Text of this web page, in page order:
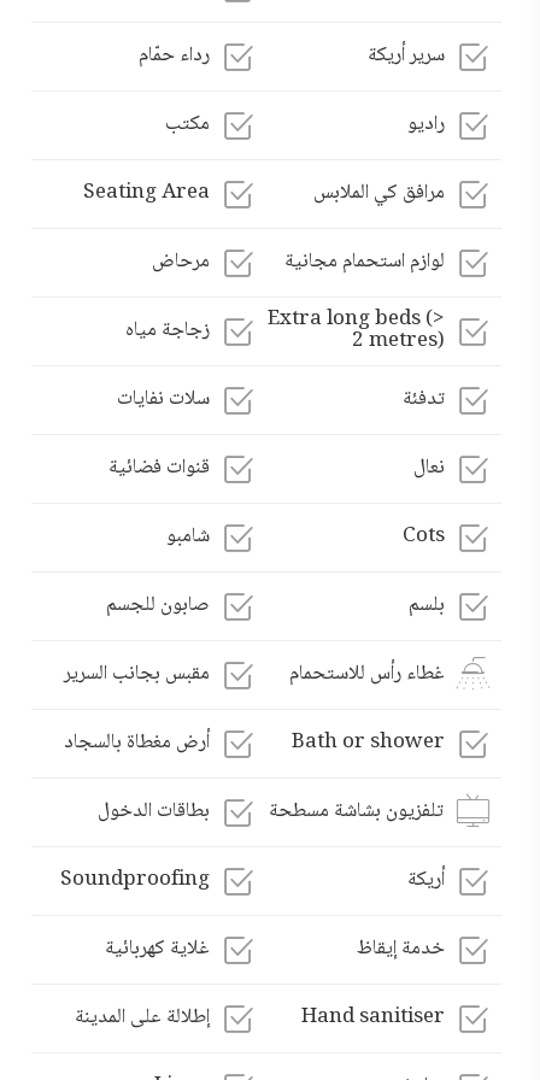
سرير أريكة
رداء حمّام
راديو
مكتب
مرافق كي الملابس
Seating Area
لوازم استحمام مجانية
مرحاض
Extra long beds (>
2 metres)
زجاجة مياه
تدفئة
سلات نفايات
نعال
قنوات فضائية
Cots
شامبو
بلسم
صابون للجسم
غطاء رأس للاستحمام
مقبس بجانب السرير
Bath or shower
أرض مغطاة بالسجاد
تلفزيون بشاشة مسطحة
بطاقات الدخول
أريكة
Soundproofing
خدمة إيقاظ
غلاية كهربائية
Hand sanitiser
إطلالة على المدينة